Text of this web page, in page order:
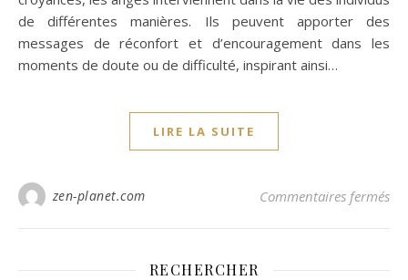
de différentes manières. Ils peuvent apporter des
messages de réconfort et d’encouragement dans les
moments de doute ou de difficulté, inspirant ainsi…
LIRE LA SUITE
zen-planet.com Commentaires fermés
RECHERCHER